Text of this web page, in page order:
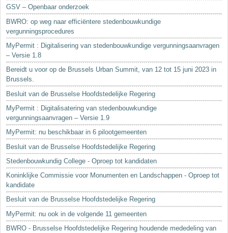
GSV – Openbaar onderzoek
BWRO: op weg naar efficiëntere stedenbouwkundige
vergunningsprocedures
MyPermit : Digitalisering van stedenbouwkundige vergunningsaanvragen
– Versie 1.8
Bereidt u voor op de Brussels Urban Summit, van 12 tot 15 juni 2023 in
Brussels.
Besluit van de Brusselse Hoofdstedelijke Regering
MyPermit : Digitalisatering van stedenbouwkundige
vergunningsaanvragen – Versie 1.9
MyPermit: nu beschikbaar in 6 pilootgemeenten
Besluit van de Brusselse Hoofdstedelijke Regering
Stedenbouwkundig College - Oproep tot kandidaten
Koninklijke Commissie voor Monumenten en Landschappen - Oproep tot
kandidate
Besluit van de Brusselse Hoofdstedelijke Regering
MyPermit: nu ook in de volgende 11 gemeenten
BWRO - Brusselse Hoofdstedelijke Regering houdende mededeling van